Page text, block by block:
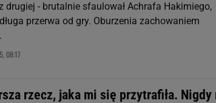
drugiej - brutalnie sfaulował Achrafa Hakimiego,
przerwa od gry. Oburzenia zachowaniem
08:17
rzecz, jaka mi się przytrafiła. Nigdy